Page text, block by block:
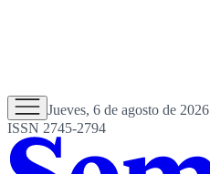
Jueves, 6 de agosto de 2026
ISSN 2745-2794